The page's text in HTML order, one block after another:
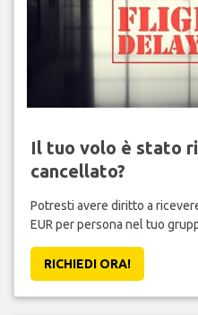
Il tuo volo è stato
cancellato?
Potresti avere diritto a
EUR per persona nel tuo
RICHIEDI ORA!